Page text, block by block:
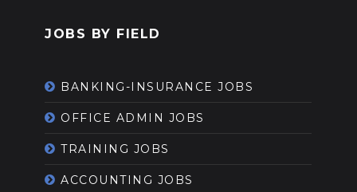
JOBS BY FIELD
BANKING-INSURANCE JOBS
OFFICE ADMIN JOBS
TRAINING JOBS
ACCOUNTING JOBS